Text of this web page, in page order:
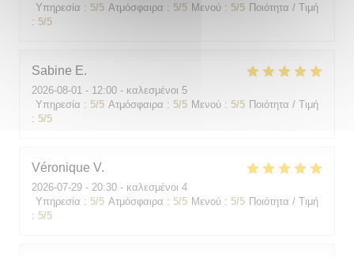
Υπηρεσία : 5/5 Ατμόσφαιρα : 5/5 Μενού : 5/5 Ποιότητα / Τιμή
: 5/5
Sabine E
2026-08-01 - 12:00 - καλεσμένοι 5
Υπηρεσία : 5/5 Ατμόσφαιρα : 5/5 Μενού : 5/5 Ποιότητα / Τιμή
: 5/5
Véronique V
2026-07-29 - 20:30 - καλεσμένοι 4
Υπηρεσία : 5/5 Ατμόσφαιρα : 5/5 Μενού : 5/5 Ποιότητα / Τιμή
: 5/5